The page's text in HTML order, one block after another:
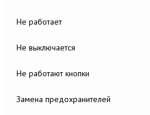
Не работает
Не выключается
Не работают кнопки
Замена предохранителей